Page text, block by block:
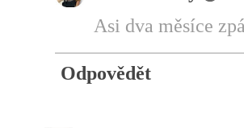
Asi dva měsíce
Odpovědět